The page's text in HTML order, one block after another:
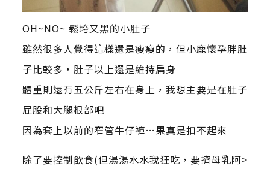
OH~NO~ 鬆垮又黑的小肚子
雖然很多人覺得這樣還是瘦瘦的，但小鹿懷孕胖肚
子比較多，肚子以上還是維持扁身
體重則還有五公斤左右在身上，我想主要是在肚子
屁股和大腿根部吧
因為套上以前的窄管牛仔褲…果真是扣不起來
除了要控制飲食(但湯湯水水我狂吃，要擠母乳阿>